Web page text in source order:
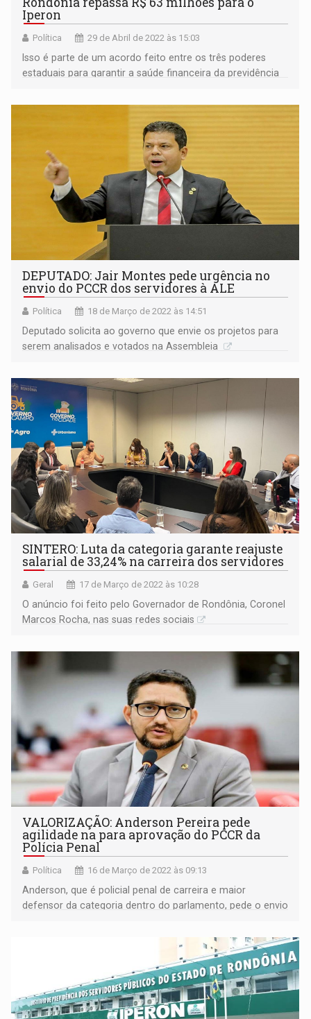
Iperon
Política 29 de Abril de 2022 às 15:03
Isso é parte de um acordo feito entre os três poderes
estaduais para garantir a saúde financeira da previdência
DEPUTADO: Jair Montes pede urgência no
envio do PCCR dos servidores à ALE
Política 18 de Março de 2022 às 14:51
Deputado solicita ao governo que envie os projetos para
serem analisados e votados na Assembleia
SINTERO: Luta da categoria garante reajuste
salarial de 33,24% na carreira dos servidores
Geral 17 de Março de 2022 às 10:28
O anúncio foi feito pelo Governador de Rondônia, Coronel
Marcos Rocha, nas suas redes sociais
VALORIZAÇÃO: Anderson Pereira pede
agilidade na para aprovação do PCCR da
Polícia Penal
Política 16 de Março de 2022 às 09:13
Anderson, que é policial penal de carreira e maior
defensor da categoria dentro do parlamento, pede o envio